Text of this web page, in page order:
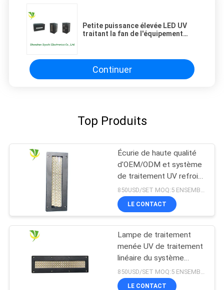
Petite puissance élevée LED UV
traitant la fan de l'équipement
Continuer
Top Produits
Écurie de haute qualité
d'OEM/ODM et système
de traitement UV refroidi
à l'eau sûr du
refroidissement par l'eau
LED pour la machine
LE CONTACT
Lampe de traitement
menée UV de traitement
linéaire du système
365nm 395nm 405nm de
Shenzhen 1200w
LE CONTACT